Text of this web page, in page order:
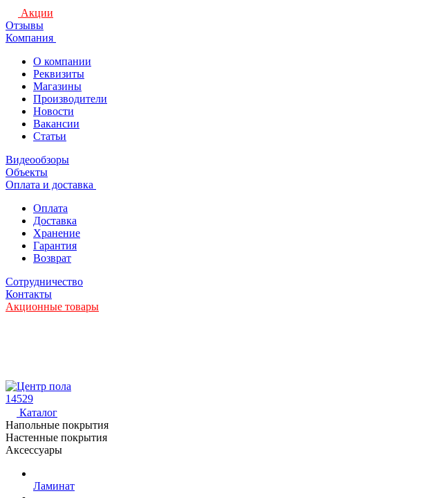
Акции
Отзывы
Компания
О компании
Реквизиты
Магазины
Производители
Новости
Вакансии
Статьи
Видеообзоры
Объекты
Оплата и доставка
Оплата
Доставка
Хранение
Гарантия
Возврат
Сотрудничество
Контакты
Акционные товары
14529
Каталог
Напольные покрытия
Настенные покрытия
Аксессуары
Ламинат